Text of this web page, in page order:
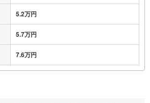
5.2万円
5.7万円
7.6万円